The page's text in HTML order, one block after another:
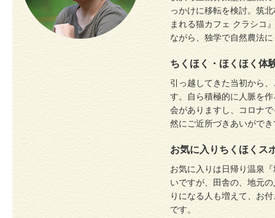
っかけに移転を検討。筑
まれる猫カフェ クラシコ
ながら、独学で自然農法
ちくほく・ほくほく体
引っ越してきた当初から
す。自ら積極的に人脈を
会がありますし、コロナ
然にご近所づきあいがで
お気に入りちくほくス
お気に入りは日帰り温泉
いですが、田舎の、地元
りになる人も増えて、お
です。